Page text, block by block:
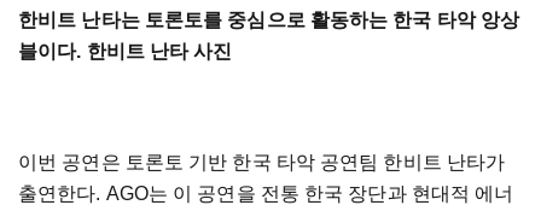
한비트 난타는 토론토를 중심으로 활동하는 한국 타악 앙상
블이다. 한비트 난타 사진
이번 공연은 토론토 기반 한국 타악 공연팀 한비트 난타가
출연한다. AGO는 이 공연을 전통 한국 장단과 현대적 에너